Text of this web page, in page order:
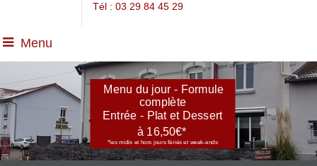
Tél : 03 29 84 45 29
Menu
Ouvert
DuMardi au Samedi(sauf Mercredi soir)
de 12h00 à 14h00 et de 19h00 à 21h30
et le Dimanche
de 12h00 à 14h00
Menu du jour - Formule
complète
Entrée - Plat et Dessert
à 16,50€*
*les midis et hors jours fériés et week-ends
du jour - Formule
complète
- Plat et Dessert
à 16,50€*
et hors jours fériés et week-ends